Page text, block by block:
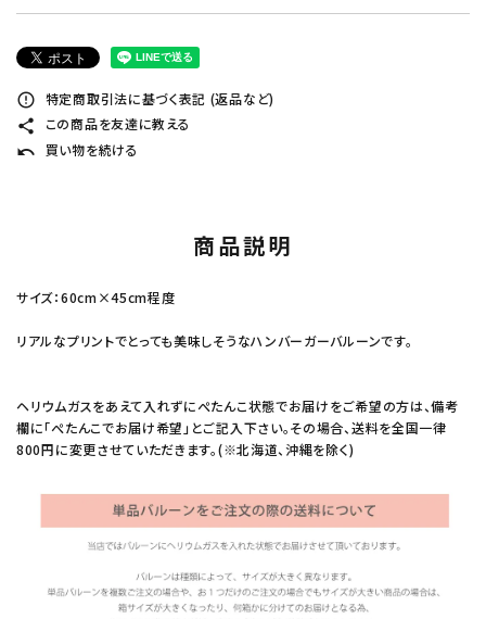
error_outline 特定商取引法に基づく表記 (返品など)
share この商品を友達に教える
undo 買い物を続ける
商品説明
サイズ：60cm×45cm程度
リアルなプリントでとっても美味しそうなハンバーガーバルーンです。
ヘリウムガスをあえて入れずにぺたんこ状態でお届けをご希望の方は、備考
欄に「ぺたんこでお届け希望」とご記入下さい。その場合、送料を全国一律
800円に変更させていただきます。(※北海道、沖縄を除く)